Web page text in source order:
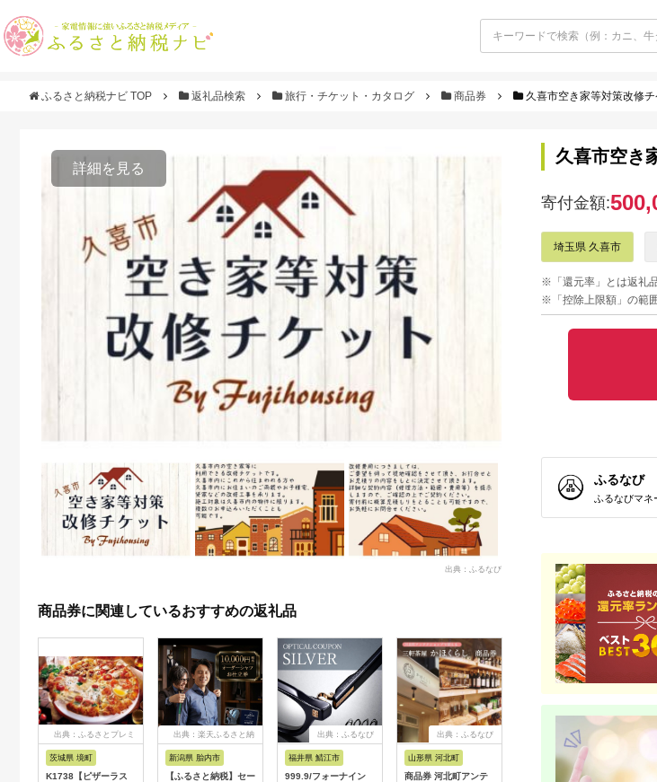
ふるさと納税ナビ TOP 返礼品検索 旅行・チケット・カタログ 商品券 久喜市空き家等対策改修
詳細を見る
出典：ふるなび
商品券に関連しているおすすめの返礼品
出典：ふるさとプレミ
茨城県 境町
K1738【ピザーラス
出典：楽天ふるさと納
新潟県 胎内市
【ふるさと納税】セー
出典：ふるなび
福井県 鯖江市
999.9/フォーナイン
出典：ふるなび
山形県 河北町
商品券 河北町アンテ
出典：ふるなび
北海道 浜中町
ハーゲンダッツ アイ
久喜市空き
寄付金額:
埼玉県 久喜市
※「還元率」とは返礼
※「控除上限額」の範
ふるなび
ふるなびマネ